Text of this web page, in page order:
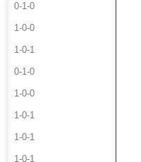
0-1-0
1-0-0
1-0-1
0-1-0
1-0-0
1-0-1
1-0-1
1-0-1